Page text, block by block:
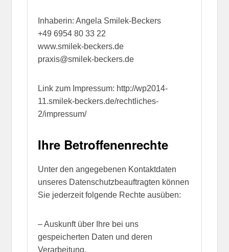
Inhaberin: Angela Smilek-Beckers
+49 6954 80 33 22
www.smilek-beckers.de
praxis@smilek-beckers.de
Link zum Impressum: http://wp2014-
11.smilek-beckers.de/rechtliches-
2/impressum/
Ihre Betroffenenrechte
Unter den angegebenen Kontaktdaten
unseres Datenschutzbeauftragten können
Sie jederzeit folgende Rechte ausüben:
– Auskunft über Ihre bei uns
gespeicherten Daten und deren
Verarbeitung,